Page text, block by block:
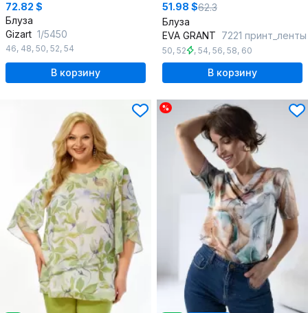
72.82 $
Блуза
Gizart 1/5450
46, 48, 50, 52, 54
В корзину
51.98 $62.3
Блуза
EVA GRANT 7221 принт_ленты
50, 52 , 54, 56, 58, 60
В корзину
%